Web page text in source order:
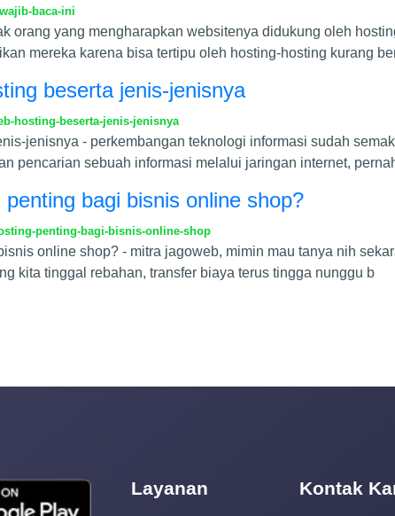
baca-ini
orang yang mengharapkan websitenya didukung oleh
mereka karena bisa tertipu oleh hosting-hosting kurang
beserta jenis-jenisnya
hosting-beserta-jenis-jenisnya
jenisnya - perkembangan teknologi informasi sudah
pencarian sebuah informasi melalui jaringan internet,
bagi bisnis online shop?
penting-bagi-bisnis-online-shop
online shop? - mitra jagoweb, mimin mau tanya nih
kita tinggal rebahan, transfer biaya terus tingga nunggu b
Layanan Kontak